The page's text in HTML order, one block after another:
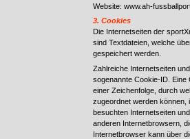
Website: www.ah-
3. Cookies
Die Internetseiten der
sind Textdateien, welche
gespeichert werden.
Zahlreiche Internetseiten
sogenannte Cookie-ID. Eine
einer Zeichenfolge, durch
zugeordnet werden können,
besuchten Internetseiten
anderen Internetbrowsern,
Internetbrowser kann über